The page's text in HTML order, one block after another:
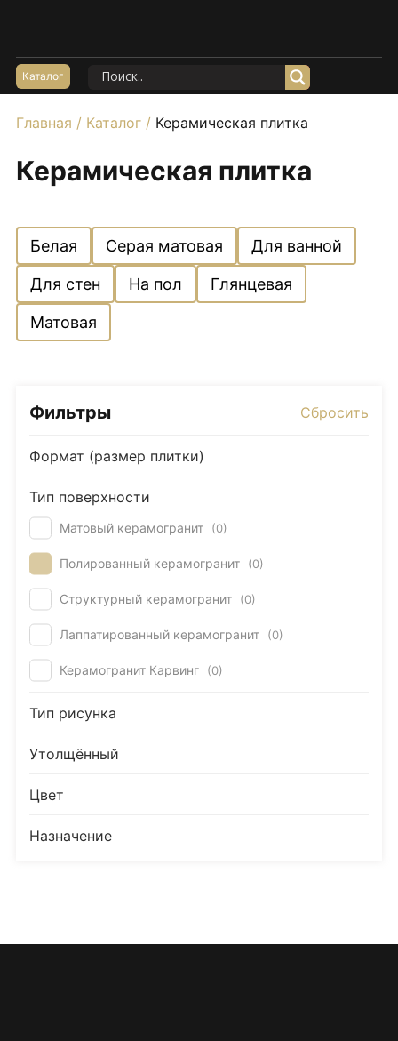
Каталог
Главная / Каталог / Керамическая плитка
Керамическая плитка
Белая Серая матовая Для ванной
Для стен На пол Глянцевая
Матовая
Фильтры Сбросить
Формат (размер плитки)
Тип поверхности
Матовый керамогранит (0)
Полированный керамогранит (0)
Структурный керамогранит (0)
Лаппатированный керамогранит (0)
Керамогранит Карвинг (0)
Тип рисунка
Утолщённый
Цвет
Назначение
Керамогранит Матовый
Керамогранит Карвинг
Керамогранит Полированный
Керамогранит Утолщенный
60*60
60*120
80*160
100*100
Керамогранит под Дерево
Бежевый керамогранит
Керамогранит коричневый
Серый керамогранит
Черный керамогранит
Керамогранит для фасада
Керамогранит для пола
Керамическая плитка
Плитка керамическая глянцевая